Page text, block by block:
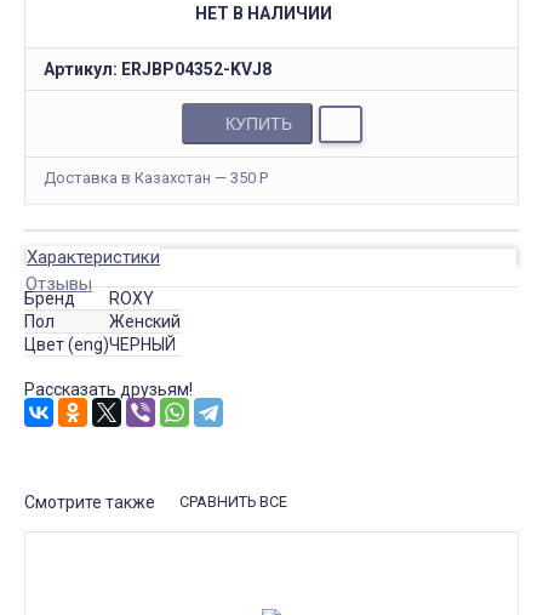
НЕТ В НАЛИЧИИ
Артикул: ERJBP04352-KVJ8
КУПИТЬ
Доставка в Казахстан — 350 Р
Характеристики
Отзывы
Бренд
ROXY
Пол
Женский
Цвет (eng)ЧЕРНЫЙ
Рассказать друзьям!
Смотрите также СРАВНИТЬ ВСЕ